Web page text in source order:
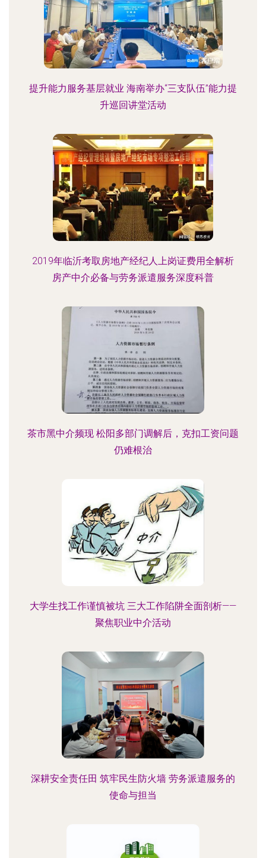
提升能力服务基层就业 海南举办“三支队伍”能力提
升巡回讲堂活动
2019年临沂考取房地产经纪人上岗证费用全解析
房产中介必备与劳务派遣服务深度科普
茶市黑中介频现 松阳多部门调解后，克扣工资问题
仍难根治
大学生找工作谨慎被坑 三大工作陷阱全面剖析——
聚焦职业中介活动
深耕安全责任田 筑牢民生防火墙 劳务派遣服务的
使命与担当